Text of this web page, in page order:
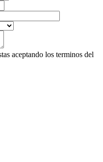
aceptando los terminos del